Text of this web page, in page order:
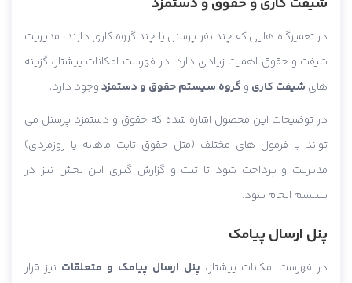
در تعمیرگاه هایی که چند نفر پرسنل یا چند گروه کاری دارند، مدیریت
شیفت و حقوق اهمیت زیادی دارد. در فهرست امکانات پیشتاز، گزینه
های شیفت کاری و گروه سیستم حقوق و دستمزدوجود دارد.
در توضیحات این محصول اشاره شده که حقوق و دستمزد پرسنل می
تواند با فرمول های مختلف (مثل حقوق ثابت ماهانه یا روزمزدی)
مدیریت و پرداخت شود تا ثبت و گزارش گیری این بخش نیز در
سیستم انجام شود.
پنل ارسال پیامک
در فهرست امکانات پیشتاز، پنل ارسال پیامک و متعلقات نیز قرار